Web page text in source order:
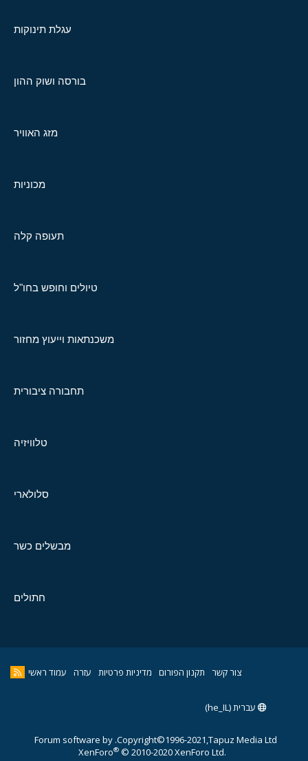
עגלת תינוקות
בורסה ושוק ההון
מזג האוויר
מכוניות
תעופה קלה
טיולים וחופש בחו"ל
משכנתאות וייעוץ מחזור
תחבורה ציבורית
טלוויזיה
סלולארי
מבשלים כשר
חתולים
צור קשר תקנון הפורום מדיניות פרטיות עזרה עמוד ראשי
עברית (he_IL)
Copyright©1996-2021,Tapuz Media Ltd.
Forum software by
XenForo® © 2010-2020 XenForo Ltd.